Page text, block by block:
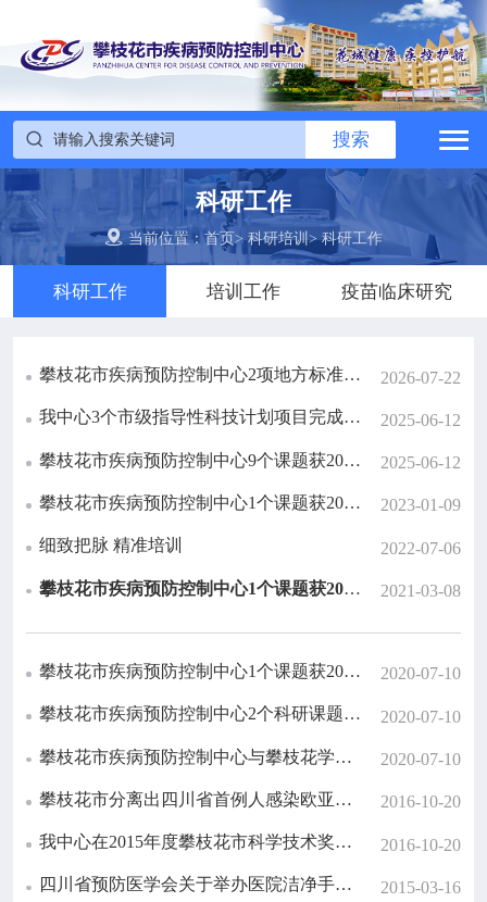
 搜索 
科研工作
 当前位置：首页>科研培训>科研工作
科研工作 培训工作 疫苗临床研究
 搜索
网站首页
中心概况 
党建群团 
工作动态 
政务公开 
健康教育 
惠民服务 
科研培训 
攀枝花市预防医学会 
攀枝花市疾病预防控制中心2项地方标准获批准发布 2026-07-22
我中心3个市级指导性科技计划项目完成验收备案 2025-06-12
攀枝花市疾病预防控制中心9个课题获2023-2024 年度攀枝花市指导性科技计划项目立项 2025-06-12
攀枝花市疾病预防控制中心1个课题获2023 年度攀枝花市指导性科技计划项目立项 2023-01-09
细致把脉 精准培训 2022-07-06
攀枝花市疾病预防控制中心1个课题获2020 年度攀枝花市指导性科技计划项目立项 2021-03-08
攀枝花市疾病预防控制中心1个课题获2020 年度攀枝花市社会科学规划项目立项 2020-07-10
攀枝花市疾病预防控制中心2个科研课题获2020 年四川省卫生健康委员会科研课题（普及应用项目）立项 2020-07-10
攀枝花市疾病预防控制中心与攀枝花学院联合课题获2020 年度攀枝花市社会科学规划项目立项 2020-07-10
攀枝花市分离出四川省首例人感染欧亚类禽H1N1猪流感病毒 2016-10-20
我中心在2015年度攀枝花市科学技术奖励中有三项成果获奖 2016-10-20
四川省预防医学会关于举办医院洁净手术部日常管理与维护技术培训会议的通知 2015-03-16